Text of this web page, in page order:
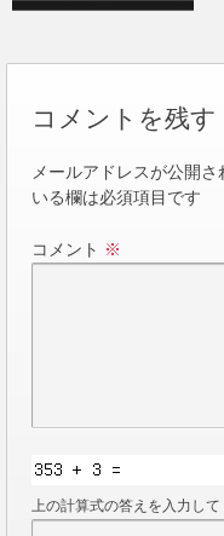
コメントを残す
メールアドレスが公開さ
いる欄は必須項目です
コメント ※
上の計算式の答えを入力して